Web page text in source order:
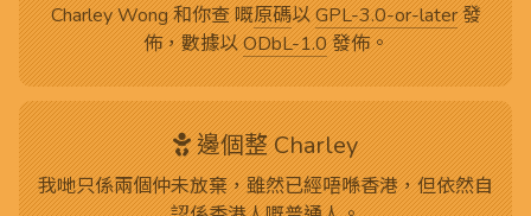
Charley Wong 和你查 嘅原碼以GPL-3.0-or-later發
佈，數據以ODbL-1.0發佈。
邊個整 Charley
我哋只係兩個仲未放棄，雖然已經唔喺香港，但依然自